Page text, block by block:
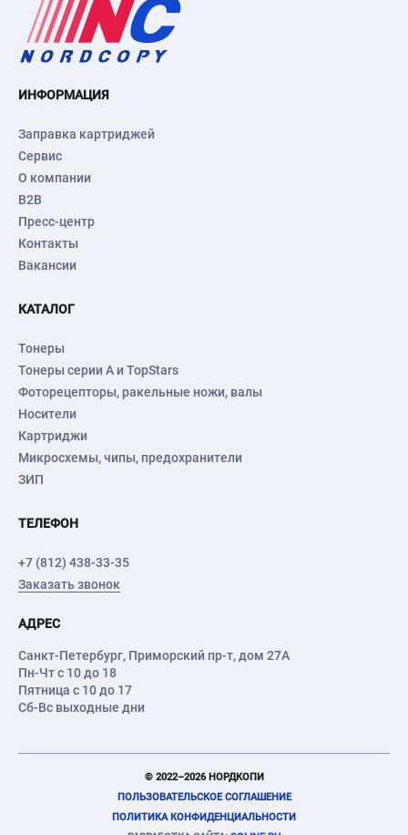
ИНФОРМАЦИЯ
Заправка картриджей
Сервис
О компании
B2B
Пресс-центр
Контакты
Вакансии
КАТАЛОГ
Тонеры
Тонеры серии А и TopStars
Фоторецепторы, ракельные ножи, валы
Носители
Картриджи
Микросхемы, чипы, предохранители
ЗИП
ТЕЛЕФОН
+7 (812) 438-33-35
Заказать звонок
АДРЕС
Санкт-Петербург, Приморский пр-т, дом 27А
Пн-Чт с 10 до 18
Пятница с 10 до 17
Сб-Вс выходные дни
© 2022–2026 НОРДКОПИ
ПОЛЬЗОВАТЕЛЬСКОЕ СОГЛАШЕНИЕ
ПОЛИТИКА КОНФИДЕНЦИАЛЬНОСТИ